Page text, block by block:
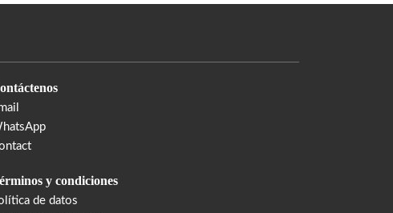
y condiciones
de datos